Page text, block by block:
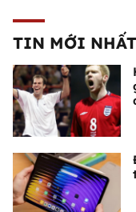
TIN MỚI NHẤT